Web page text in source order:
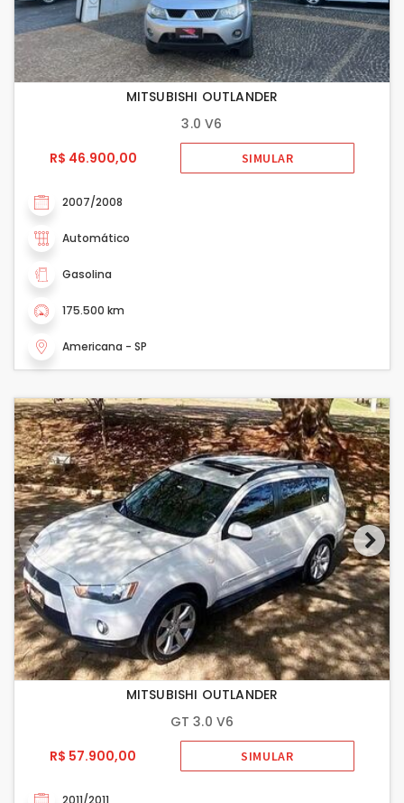
MITSUBISHI OUTLANDER
3.0 V6
R$ 46.900,00
SIMULAR
2007/2008
Automático
Gasolina
175.500 km
Americana - SP
MITSUBISHI OUTLANDER
GT 3.0 V6
R$ 57.900,00
SIMULAR
2011/2011